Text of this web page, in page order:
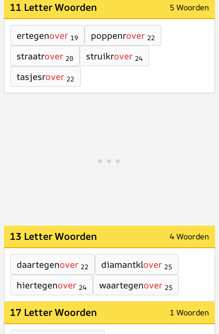
11 Letter Woorden 5 Woorden
ertegenover 19 poppenrover 22
straatrover 20 struikrover 24
tasjesrover 22
13 Letter Woorden 4 Woorden
daartegenover 22 diamantklover 25
hiertegenover 24 waartegenover 25
17 Letter Woorden 1 Woorden